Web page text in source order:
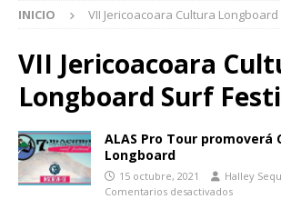
INICIO VII Jericoacoara Cultura
VII Jericoacoara
Longboard Surf
ALAS Pro Tour promoverá
Longboard
15 octubre, 2021
Halley
Comentarios desactivados